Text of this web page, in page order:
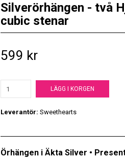
Silverörhängen - två
cubic stenar
599 kr
LÄGG I KORGEN
Leverantör: Sweethearts
Örhängen i Äkta Silver •